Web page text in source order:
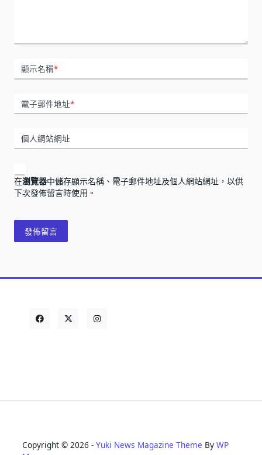
顯示名稱*
電子郵件地址*
個人網站網址
在瀏覽器中儲存顯示名稱、電子郵件地址及個人網站網址，以供
下次發佈留言時使用。
Copyright © 2026 - Yuki News Magazine Theme By WP